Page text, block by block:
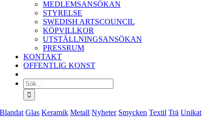
MEDLEMSANSÖKAN
STYRELSE
SWEDISH ARTSCOUNCIL
KÖPVILLKOR
UTSTÄLLNINGSANSÖKAN
PRESSRUM
KONTAKT
OFFENTLIG KONST
Sök
efter:
Blandat Glas Keramik Metall Nyheter Smycken Textil Trä Unikat